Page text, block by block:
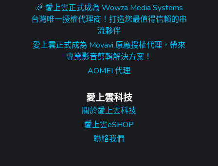
🎉 愛上雲正式成為 Wowza Media Systems
台灣唯一授權代理商！打造您最值得信賴的串
流夥伴
愛上雲正式成為 Movavi 原廠授權代理，帶來
專業影音剪輯解決方案！
AOMEI 代理
愛上雲科技
關於愛上雲科技
愛上雲eSHOP
聯絡我們